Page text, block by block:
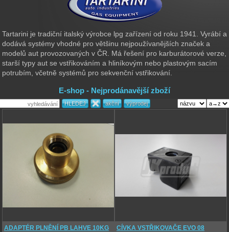
Tartarini je tradiční italský výrobce lpg zařízení od roku 1941. Vyrábí a
dodává systémy vhodné pro většinu nejpoužívanějších značek a
modelů aut provozovaných v ČR. Má řešení pro karburátorové verze,
starší typy aut se vstřikováním a hliníkovým nebo plastovým sacím
potrubím, včetně systémů pro sekvenční vstřikování.
E-shop - Nejprodánavější zboží
ADAPTÉR PLNĚNÍ PB LAHVE 10KG CÍVKA VSTŘIKOVAČE EVO 08